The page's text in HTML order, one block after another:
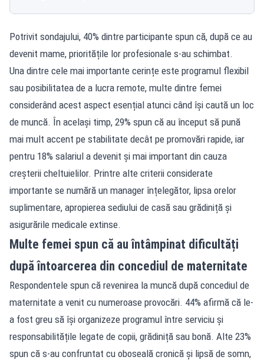
Potrivit sondajului, 40% dintre participante spun că, după ce au
devenit mame, prioritățile lor profesionale s-au schimbat.
Una dintre cele mai importante cerințe este programul flexibil
sau posibilitatea de a lucra remote, multe dintre femei
considerând acest aspect esențial atunci când își caută un loc
de muncă. În același timp, 29% spun că au început să pună
mai mult accent pe stabilitate decât pe promovări rapide, iar
pentru 18% salariul a devenit și mai important din cauza
creșterii cheltuielilor. Printre alte criterii considerate
importante se numără un manager înțelegător, lipsa orelor
suplimentare, apropierea sediului de casă sau grădiniță și
asigurările medicale extinse.
Multe femei spun că au întâmpinat dificultăți
după întoarcerea din concediul de maternitate
Respondentele spun că revenirea la muncă după concediul de
maternitate a venit cu numeroase provocări. 44% afirmă că le-
a fost greu să își organizeze programul între serviciu și
responsabilitățile legate de copii, grădiniță sau bonă. Alte 23%
spun că s-au confruntat cu oboseală cronică și lipsă de somn,